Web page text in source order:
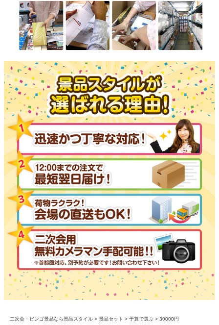
二次会・ビンゴ景品なら景品スタイル 景品セット 予算で選ぶ
30000円